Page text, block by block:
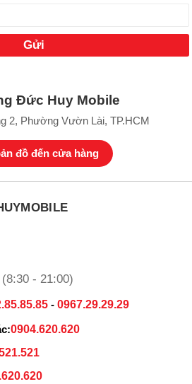
Đức Huy Mobile
2, Phường Vườn Lài, TP.HCM
đồ đến cửa hàng
(8:30 - 21:00)
- 0967.29.29.29
0904.620.620